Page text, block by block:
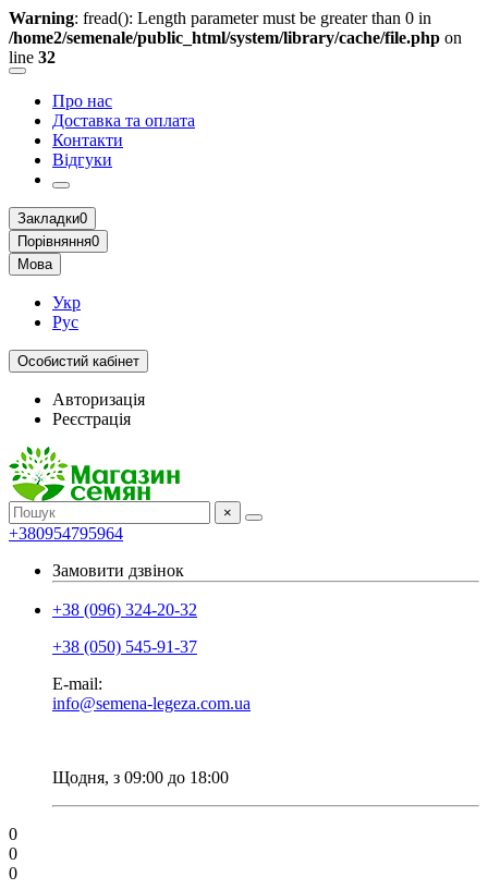
Warning: fread(): Length parameter must be greater than 0 in
/home2/semenale/public_html/system/library/cache/file.php on
line 32
Про нас
Доставка та оплата
Контакти
Відгуки
Закладки0
Порівняння0
Мова
Укр
Рус
Особистий кабінет
Авторизація
Реєстрація
×
+380954795964
Замовити дзвінок
+38 (096) 324-20-32
+38 (050) 545-91-37
E-mail:
info@semena-legeza.com.ua
Щодня, з 09:00 до 18:00
0
0
0